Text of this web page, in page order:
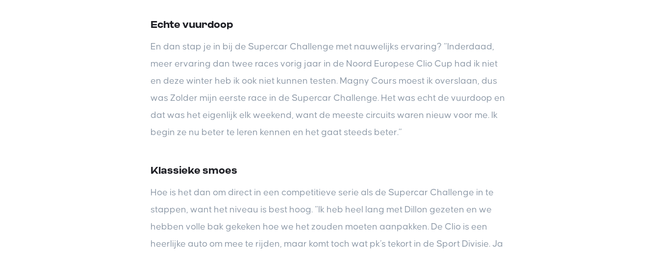
Echte vuurdoop
En dan stap je in bij de Supercar Challenge met nauwelijks ervaring? “Inderdaad,
meer ervaring dan twee races vorig jaar in de Noord Europese Clio Cup had ik niet
en deze winter heb ik ook niet kunnen testen. Magny Cours moest ik overslaan, dus
was Zolder mijn eerste race in de Supercar Challenge. Het was echt de vuurdoop en
dat was het eigenlijk elk weekend, want de meeste circuits waren nieuw voor me. Ik
begin ze nu beter te leren kennen en het gaat steeds beter.”
Klassieke smoes
Hoe is het dan om direct in een competitieve serie als de Supercar Challenge in te
stappen, want het niveau is best hoog. “Ik heb heel lang met Dillon gezeten en we
hebben volle bak gekeken hoe we het zouden moeten aanpakken. De Clio is een
heerlijke auto om mee te rijden, maar komt toch wat pk’s tekort in de Sport Divisie. Ja